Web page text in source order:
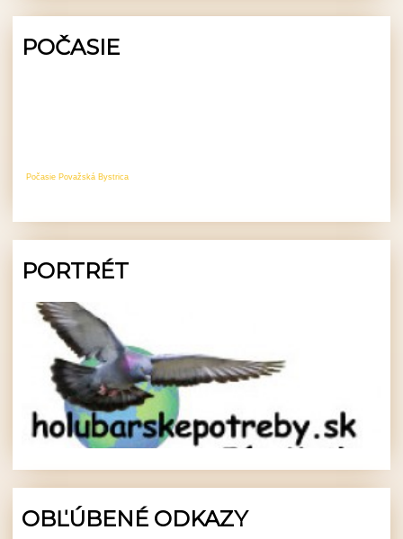
POČASIE
Počasie Považská Bystrica
PORTRÉT
OBĽÚBENÉ ODKAZY